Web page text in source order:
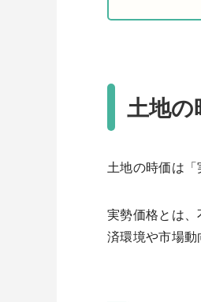
土地の
土地の時価は「
実勢価格とは
済環境や市場動